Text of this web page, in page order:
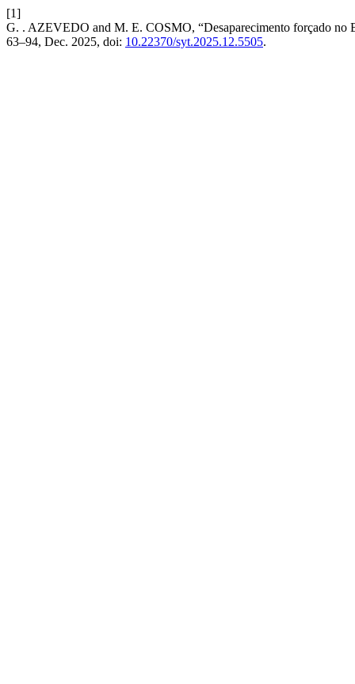
[1]
G. . AZEVEDO and M. E. COSMO, “Desaparecimento forçado no
63–94, Dec. 2025, doi: 10.22370/syt.2025.12.5505.